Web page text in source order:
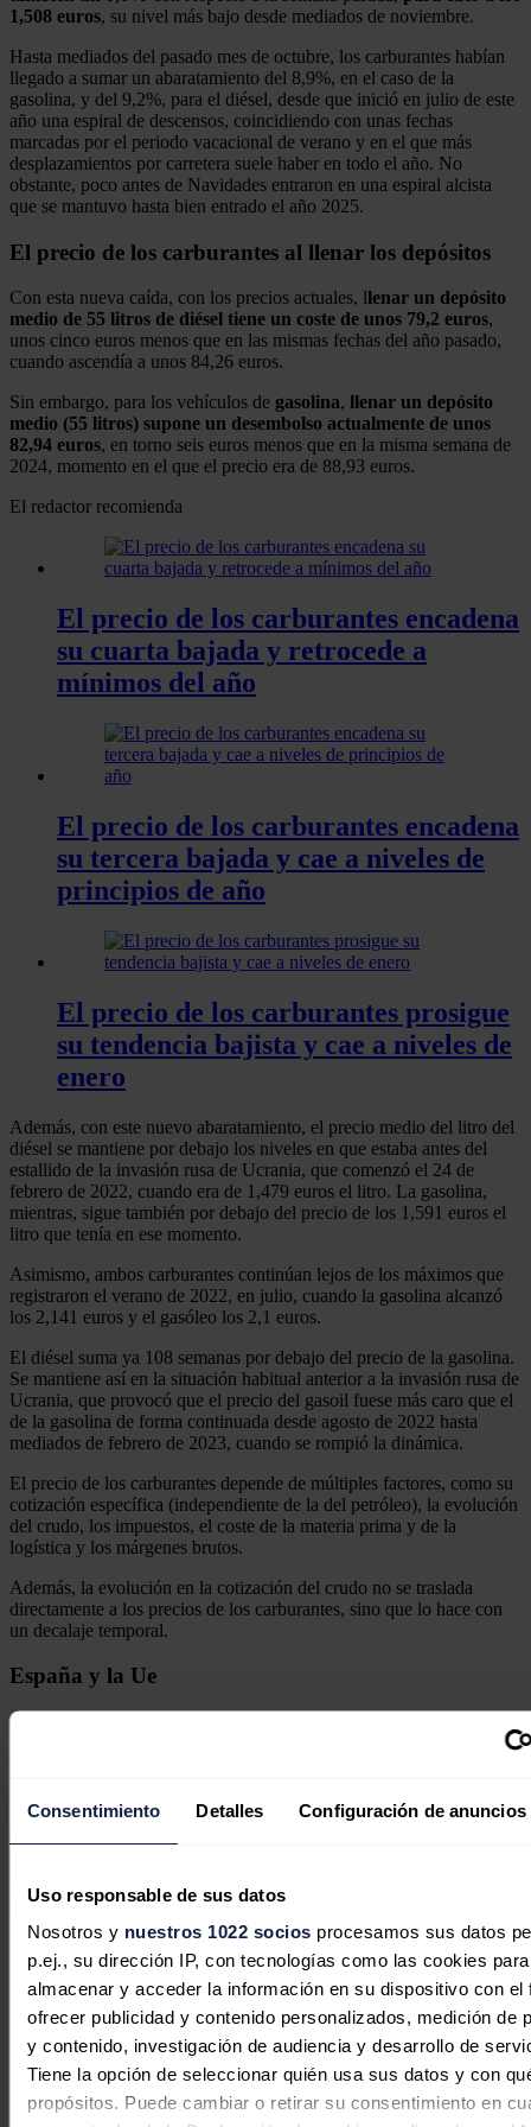
Consentimiento Detalles Configuración de anuncios
Uso responsable de sus datos
Nosotros y nuestros 1022 socios procesamos sus datos
p.ej., su dirección IP, con tecnologías como las cookies para
almacenar y acceder la información en su dispositivo con el
ofrecer publicidad y contenido personalizados, medición de
y contenido, investigación de audiencia y desarrollo de
Tiene la opción de seleccionar quién usa sus datos y con
propósitos. Puede cambiar o retirar su consentimiento en
1,508 euros, su nivel más bajo desde mediados de noviembre.
Hasta mediados del pasado mes de octubre, los carburantes habían
llegado a sumar un abaratamiento del 8,9%, en el caso de la
gasolina, y del 9,2%, para el diésel, desde que inició en julio de este
año una espiral de descensos, coincidiendo con unas fechas
marcadas por el periodo vacacional de verano y en el que más
desplazamientos por carretera suele haber en todo el año. No
obstante, poco antes de Navidades entraron en una espiral alcista
que se mantuvo hasta bien entrado el año 2025.
El precio de los carburantes al llenar los depósitos
Con esta nueva caída, con los precios actuales, llenar un depósito
medio de 55 litros de diésel tiene un coste de unos 79,2 euros,
unos cinco euros menos que en las mismas fechas del año pasado,
cuando ascendía a unos 84,26 euros.
Sin embargo, para los vehículos de gasolina, llenar un depósito
medio (55 litros) supone un desembolso actualmente de unos
82,94 euros, en torno seis euros menos que en la misma semana de
2024, momento en el que el precio era de 88,93 euros.
El redactor recomienda
El precio de los carburantes encadena
su cuarta bajada y retrocede a
mínimos del año
El precio de los carburantes encadena
su tercera bajada y cae a niveles de
principios de año
El precio de los carburantes prosigue
su tendencia bajista y cae a niveles de
enero
Además, con este nuevo abaratamiento, el precio medio del litro del
diésel se mantiene por debajo los niveles en que estaba antes del
estallido de la invasión rusa de Ucrania, que comenzó el 24 de
febrero de 2022, cuando era de 1,479 euros el litro. La gasolina,
mientras, sigue también por debajo del precio de los 1,591 euros el
litro que tenía en ese momento.
Asimismo, ambos carburantes continúan lejos de los máximos que
registraron el verano de 2022, en julio, cuando la gasolina alcanzó
los 2,141 euros y el gasóleo los 2,1 euros.
El diésel suma ya 108 semanas por debajo del precio de la gasolina.
Se mantiene así en la situación habitual anterior a la invasión rusa de
Ucrania, que provocó que el precio del gasoil fuese más caro que el
de la gasolina de forma continuada desde agosto de 2022 hasta
mediados de febrero de 2023, cuando se rompió la dinámica.
El precio de los carburantes depende de múltiples factores, como su
cotización específica (independiente de la del petróleo), la evolución
del crudo, los impuestos, el coste de la materia prima y de la
logística y los márgenes brutos.
Además, la evolución en la cotización del crudo no se traslada
directamente a los precios de los carburantes, sino que lo hace con
un decalaje temporal.
España y la Ue
Con estos niveles, el precio de la
Unión Europea,
también es inferior al de
la media de la UE, que es de 1,564 euros, y de la
Noticias relacionadas
Rusia importa combustible de Corea
del Sur ante el colapso de su
capacidad de refinación por los